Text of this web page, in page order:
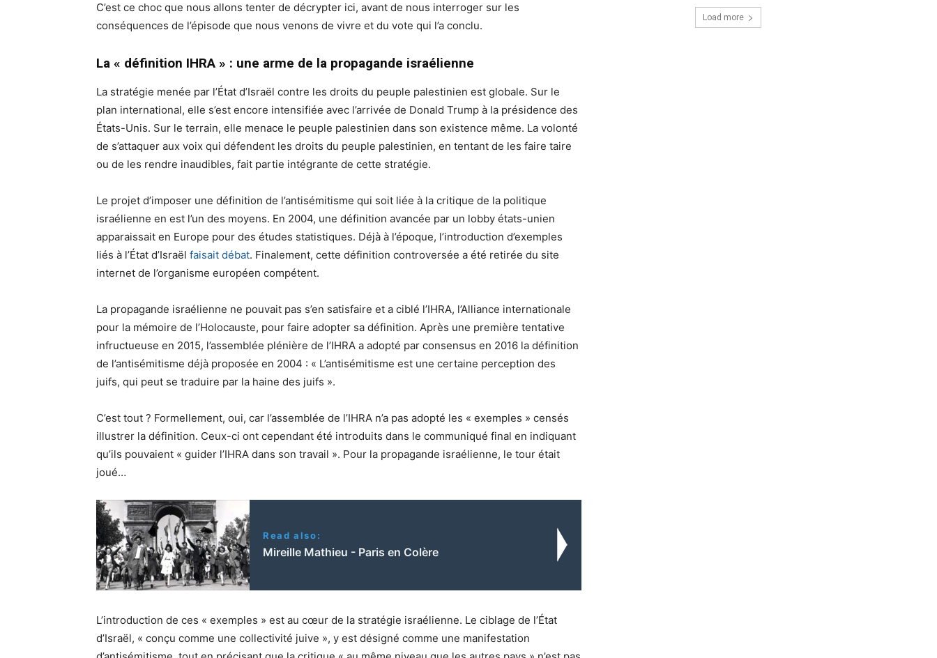
C’est ce choc que nous allons tenter de décrypter ici, avant de nous interroger sur les
conséquences de l’épisode que nous venons de vivre et du vote qui l’a conclu.
La « définition IHRA » : une arme de la propagande israélienne
La stratégie menée par l’État d’Israël contre les droits du peuple palestinien est globale. Sur le
plan international, elle s’est encore intensifiée avec l’arrivée de Donald Trump à la présidence des
États-Unis. Sur le terrain, elle menace le peuple palestinien dans son existence même. La volonté
de s’attaquer aux voix qui défendent les droits du peuple palestinien, en tentant de les faire taire
ou de les rendre inaudibles, fait partie intégrante de cette stratégie.
Le projet d’imposer une définition de l’antisémitisme qui soit liée à la critique de la politique
israélienne en est l’un des moyens. En 2004, une définition avancée par un lobby états-unien
apparaissait en Europe pour des études statistiques. Déjà à l’époque, l’introduction d’exemples
liés à l’État d’Israël faisait débat. Finalement, cette définition controversée a été retirée du site
internet de l’organisme européen compétent.
La propagande israélienne ne pouvait pas s’en satisfaire et a ciblé l’IHRA, l’Alliance internationale
pour la mémoire de l’Holocauste, pour faire adopter sa définition. Après une première tentative
infructueuse en 2015, l’assemblée plénière de l’IHRA a adopté par consensus en 2016 la définition
de l’antisémitisme déjà proposée en 2004 : « L’antisémitisme est une certaine perception des
juifs, qui peut se traduire par la haine des juifs ».
C’est tout ? Formellement, oui, car l’assemblée de l’IHRA n’a pas adopté les « exemples » censés
illustrer la définition. Ceux-ci ont cependant été introduits dans le communiqué final en indiquant
qu’ils pouvaient « guider l’IHRA dans son travail ». Pour la propagande israélienne, le tour était
joué…
Read also:
Mireille Mathieu - Paris en Colère
L’introduction de ces « exemples » est au cœur de la stratégie israélienne. Le ciblage de l’État
d’Israël, « conçu comme une collectivité juive », y est désigné comme une manifestation
Load more